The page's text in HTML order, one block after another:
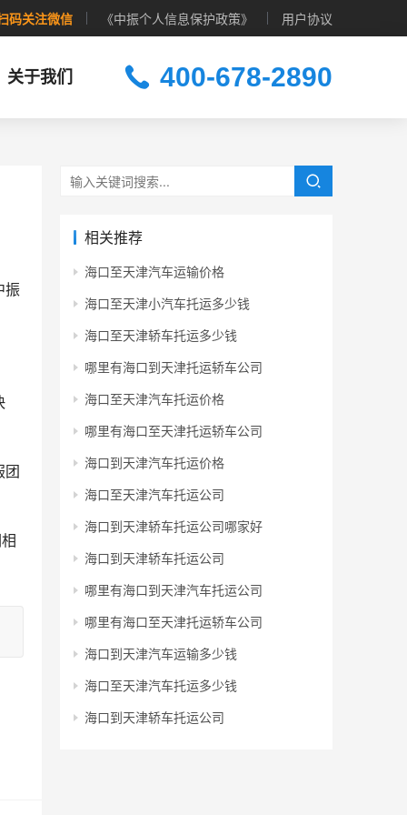
码关注微信 《中振个人信息保护政策》 用户协议
关于我们 400-678-2890
振
团
相关推荐
海口至天津汽车运输价格
海口至天津小汽车托运多少钱
海口至天津轿车托运多少钱
哪里有海口到天津托运轿车公司
海口至天津汽车托运价格
哪里有海口至天津托运轿车公司
海口到天津汽车托运价格
海口至天津汽车托运公司
海口到天津轿车托运公司哪家好
海口到天津轿车托运公司
哪里有海口到天津汽车托运公司
哪里有海口至天津托运轿车公司
海口到天津汽车运输多少钱
海口至天津汽车托运多少钱
海口到天津轿车托运公司